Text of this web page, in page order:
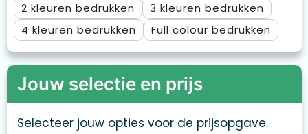
2
3
4
Full colour
Jouw selectie en prijs
Selecteer jouw opties voor de prijsopgave.